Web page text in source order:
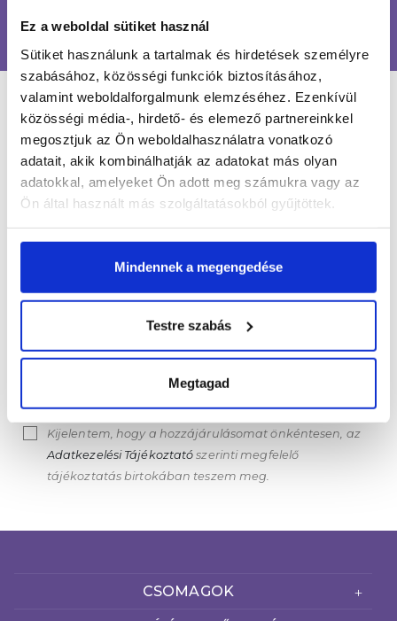
Ez a weboldal sütiket használ
Sütiket használunk a tartalmak és hirdetések személyre
szabásához, közösségi funkciók biztosításához,
valamint weboldalforgalmunk elemzéséhez. Ezenkívül
közösségi média-, hirdető- és elemező partnereinkkel
megosztjuk az Ön weboldalhasználatra vonatkozó
adatait, akik kombinálhatják az adatokat más olyan
adatokkal, amelyeket Ön adott meg számukra vagy az
Ön által használt más szolgáltatásokból gyűjtöttek.
Mindennek a megengedése
Testre szabás
Megtagad
ONLINE VÁSÁRLÁS
LÉGY NAPRAKÉSZ
Értesülj egy pillantás alatt a legújabb körmös
hírekről, kedvezményekről és újdonságokról!
FELIRATKOZOM
Kijelentem, hogy a hozzájárulásomat önkéntesen, az
Adatkezelési Tájékoztató szerinti megfelelő
tájékoztatás birtokában teszem meg.
CSOMAGOK